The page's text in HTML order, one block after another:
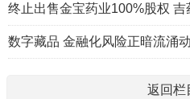
终止出售金宝药业100%股权
数字藏品 金融化风险正暗流涌动
返回栏